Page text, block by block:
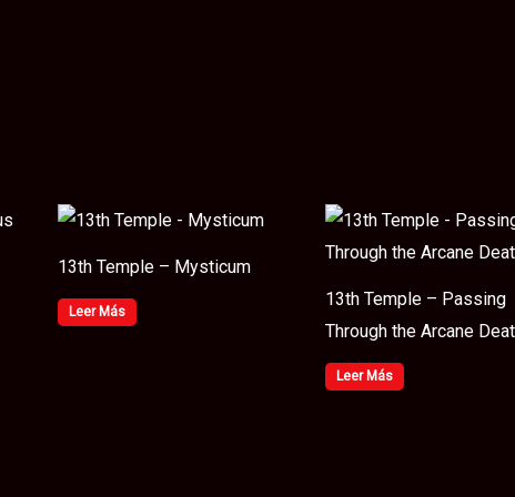
13th Temple – Mysticum
Leer Más
13th Temple – Passing
Through the Arcane
Leer Más